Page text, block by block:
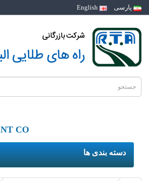
پارسی
CO
دسته بندی ها